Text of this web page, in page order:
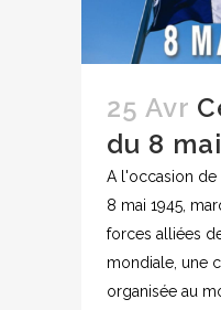
25 Avr
du 8
A l'occasion
8 mai 1945,
forces alliées
mondiale, une
organisée au